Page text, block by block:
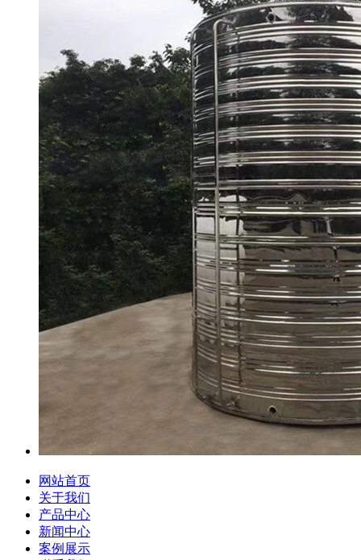
网站首页
关于我们
产品中心
新闻中心
案例展示